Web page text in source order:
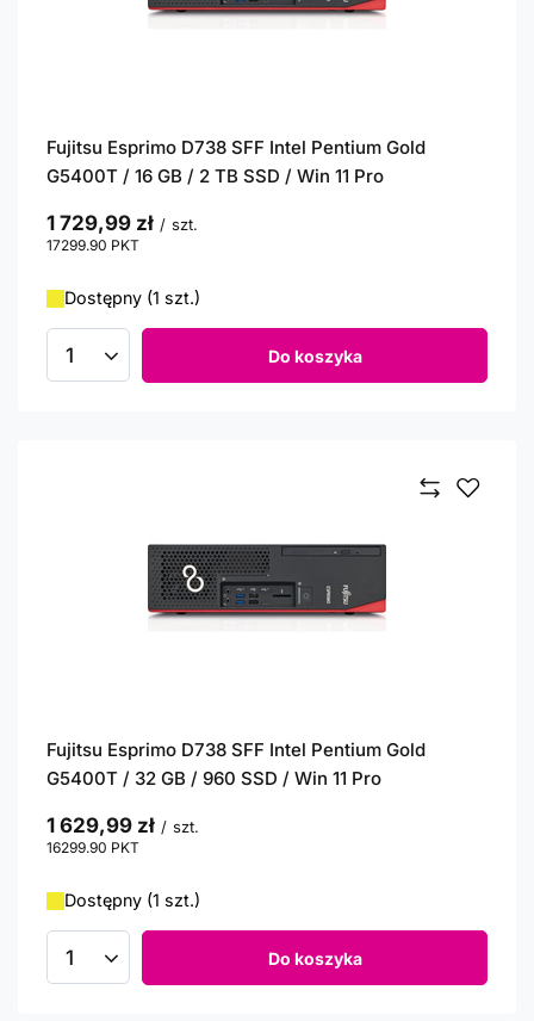
Fujitsu Esprimo D738 SFF Intel Pentium Gold
G5400T / 16 GB / 2 TB SSD / Win 11 Pro
1 729,99 zł / szt.
17299.90 PKT
Dostępny (1 szt.)
Ilość produktów Do koszyka
Fujitsu Esprimo D738 SFF Intel Pentium Gold
G5400T / 32 GB / 960 SSD / Win 11 Pro
1 629,99 zł / szt.
16299.90 PKT
Dostępny (1 szt.)
Ilość produktów Do koszyka